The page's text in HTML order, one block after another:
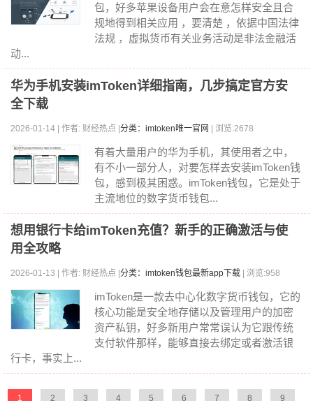
包，好多苹果设备用户会在意怎样安全且合
规地得到相关应用 ，要清楚 ，依据中国法律
法规 ，虚拟货币有关业务活动是非法金融活
动...
华为手机安装imToken详细指南，几步搞定官方安
全下载
2026-01-14 | 作者: 财经热点 | 分类：imtoken唯一官网 | 浏览:2678
有着大量用户的华为手机，其使用者之中，
有不小一部分人，对要怎样去安装imToken钱
包，感到极其困惑。imToken钱包，它是处于
主流地位的数字货币钱包...
想用银行卡给imToken充值？新手的正确激活与使
用全攻略
2026-01-13 | 作者: 财经热点 | 分类：imtoken钱包最新app下载 | 浏览:958
imToken是一款去中心化数字货币钱包，它的
核心功能是安全地存储以及管理用户的加密
资产私钥，好多新用户常常误认为它跟传统
支付软件那样，能够直接去绑定或者激活银
行卡，事实上...
1 2 3 4 5 6 7 8 9